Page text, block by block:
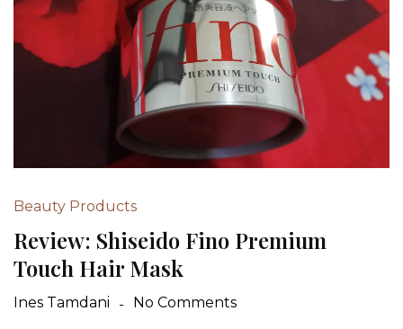
Beauty Products
Review: Shiseido Fino Premium
Touch Hair Mask
Ines Tamdani No Comments